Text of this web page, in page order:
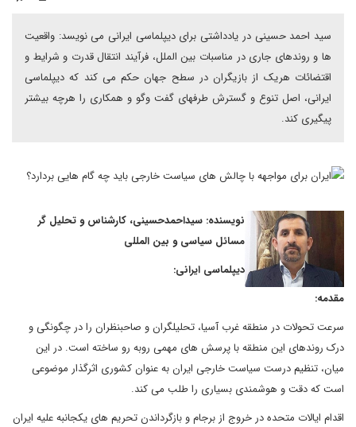
سید احمد حسینی در یادداشتی برای دیپلماسی ایرانی می نویسد: واقعیت
ها و روندهای جاری در مناسبات بین الملل، فرآیند انتقال قدرت و شرایط و
اقتضائات هریک از بازیگران در سطح جهان حکم می کند که دیپلماسی
ایرانی، اصل تنوع و گسترش طرفهای گفت وگو و همکاری را هرچه بیشتر
پیگیری کند.
نویسنده: سیداحمدحسینی، کارشناس و تحلیل گر
مسائل سیاسی و بین المللی
دیپلماسی ایرانی:
مقدمه:
سرعت تحولات در منطقه غرب آسیا، تحلیلگران و صاحبنظران را در چگونگی و
درک روندهای این منطقه با پرسش های مهمی روبه رو ساخته است. در این
میان، تنظیم درست سیاست خارجی ایران به عنوان کشوری اثرگذار موضوعی
است که دقت و هوشمندی بسیاری را طلب می کند.
اقدام ایالات متحده در خروج از برجام و بازگرداندن تحریم های یکجانبه علیه ایران